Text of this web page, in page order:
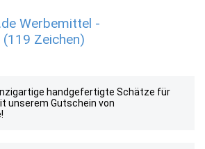
Werbemittel -
Zeichen)
handgefertigte Schätze für
unserem Gutschein von